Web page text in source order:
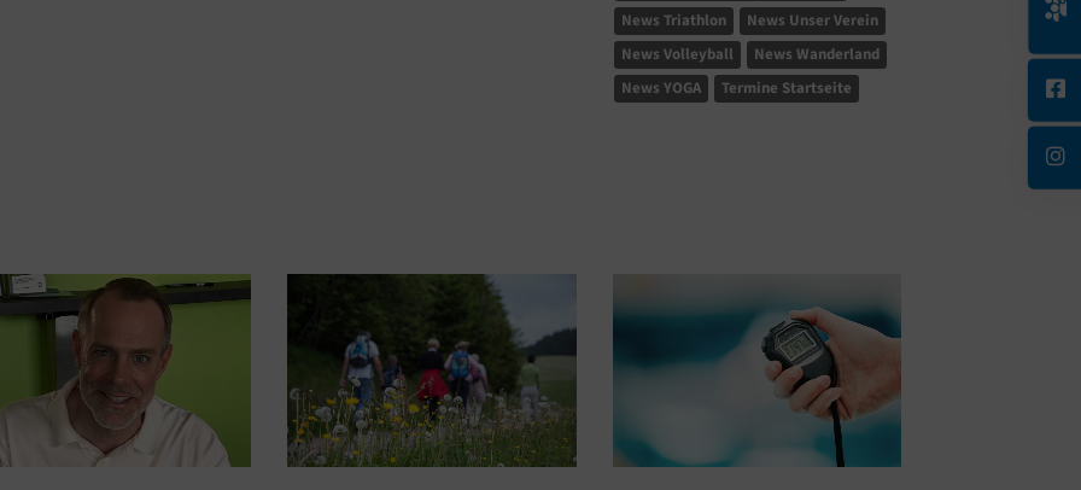
News Triathlon
News Unser Verein
News Volleyball
News Wanderland
News YOGA
Termine Startseite